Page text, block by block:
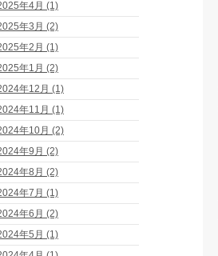
年4月 (1)
年3月 (2)
年2月 (1)
年1月 (2)
年12月 (1)
年11月 (1)
年10月 (2)
年9月 (2)
年8月 (2)
年7月 (1)
年6月 (2)
年5月 (1)